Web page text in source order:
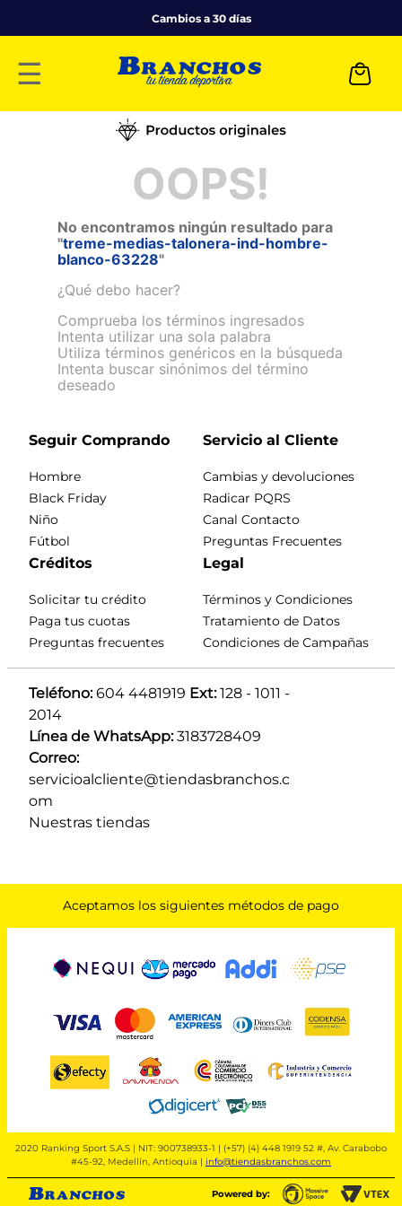
Cambios a 30 días
☰
OOPS!
No encontramos ningún resultado para
"treme-medias-talonera-ind-hombre-
blanco-63228"
¿Qué debo hacer?
Comprueba los términos ingresados
Intenta utilizar una sola palabra
Utiliza términos genéricos en la búsqueda
Intenta buscar sinónimos del término
deseado
Seguir Comprando
Hombre
Black Friday
Niño
Fútbol
Servicio al Cliente
Cambias y devoluciones
Radicar PQRS
Canal Contacto
Preguntas Frecuentes
Créditos
Solicitar tu crédito
Paga tus cuotas
Preguntas frecuentes
Legal
Términos y Condiciones
Tratamiento de Datos
Condiciones de Campañas
Teléfono: 604 4481919 Ext: 128 - 1011 -
2014
Línea de WhatsApp: 3183728409
Correo:
servicioalcliente@tiendasbranchos.c
om
Nuestras tiendas
Aceptamos los siguientes métodos de pago
2020 Ranking Sport S.A.S | NIT: 900738933-1 | (+57) (4) 448 1919 52 #, Av. Carabobo
#45-92, Medellín, Antioquia | info@tiendasbranchos.com
Powered by: